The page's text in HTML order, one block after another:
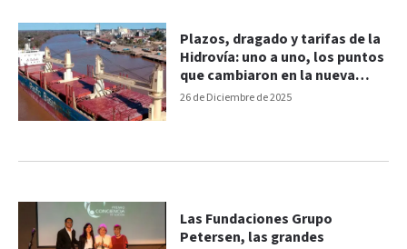
26 de Diciembre de 2025
Plazos, dragado y tarifas de la
Hidrovía: uno a uno, los puntos
que cambiaron en la nueva
licitación
Las Fundaciones Grupo
Petersen, las grandes